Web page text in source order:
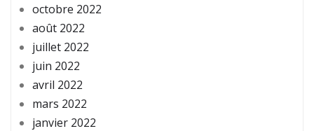
octobre 2022
août 2022
juillet 2022
juin 2022
avril 2022
mars 2022
janvier 2022